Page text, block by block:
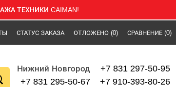
ТЕХНИКИ CAIMAN!
СТАТУС ЗАКАЗА ОТЛОЖЕНО (0) СРАВНЕНИЕ (0)
Нижний Новгород
+7 831 295-50-67
+7 831 297-50-95
+7 910-393-80-26